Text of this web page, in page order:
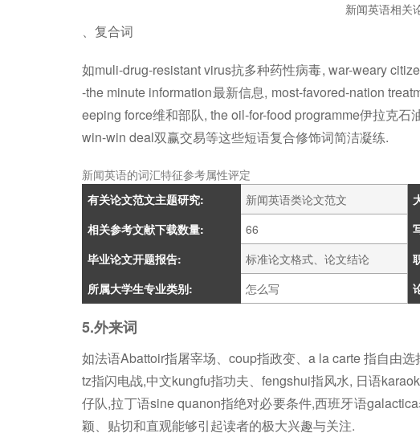
新闻英语相关
、复合词
如muli-drug-resistant virus抗多种药性病毒, war-weary
-the minute information最新信息, most-favored-nation
eeping force维和部队, the oil-for-food programme伊拉克
win-win deal双赢交易等这些短语复合修饰词简洁凝练.
新闻英语的词汇特征参考属性评定
有关论文范文主题研究:
新闻英语类论文范文
相关参考文献下载数量:
66
毕业论文开题报告:
标准论文格式、论文结论
所属大学生专业类别:
怎么写
5.外来词
如法语Abattoir指屠宰场、coup指政变、a la carte 指自由
tz指闪电战,中文kungfu指功夫、fengshui指风水, 日语
仔队,拉丁语sine quanon指绝对必要条件,西班牙语
颖、贴切和直观能够引起读者的极大兴趣与关注.